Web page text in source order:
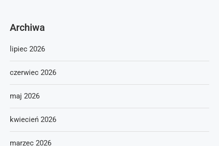
Archiwa
lipiec 2026
czerwiec 2026
maj 2026
kwiecień 2026
marzec 2026